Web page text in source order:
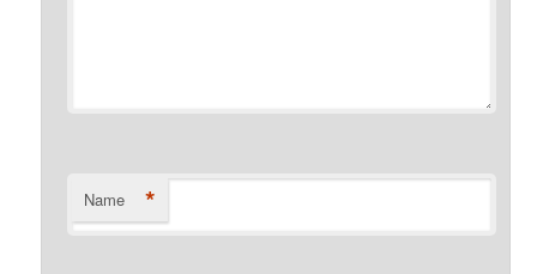
Name *